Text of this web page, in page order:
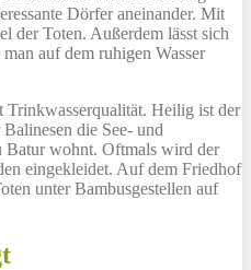
Dörfer aneinander. Mit
der Toten. Außerdem lässt sich
auf dem ruhigen Wasser
Trinkwasserqualität. Heilig ist der
die See- und
wohnt. Oftmals wird der
eingekleidet. Auf dem Friedhof
unter Bambusgestellen auf